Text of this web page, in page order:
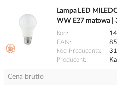
Lampa LED
WW E27 matowa |
Kod
EAN
Kod Producenta
Producent
Cena brutto